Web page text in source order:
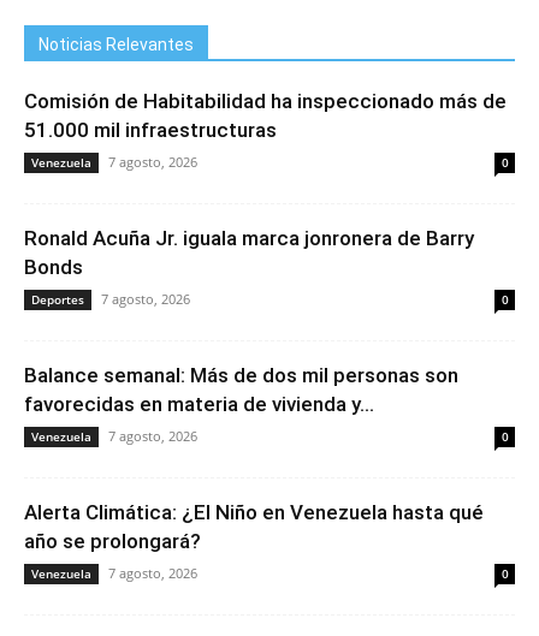
Noticias Relevantes
Comisión de Habitabilidad ha inspeccionado más de
51.000 mil infraestructuras
Venezuela 7 agosto, 2026 0
Ronald Acuña Jr. iguala marca jonronera de Barry
Bonds
Deportes 7 agosto, 2026 0
Balance semanal: Más de dos mil personas son
favorecidas en materia de vivienda y...
Venezuela 7 agosto, 2026 0
Alerta Climática: ¿El Niño en Venezuela hasta qué
año se prolongará?
Venezuela 7 agosto, 2026 0